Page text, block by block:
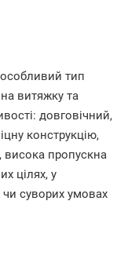
тип
витяжку та
довговічний,
конструкцію,
висока пропускна
цілях, у
чи суворих умовах